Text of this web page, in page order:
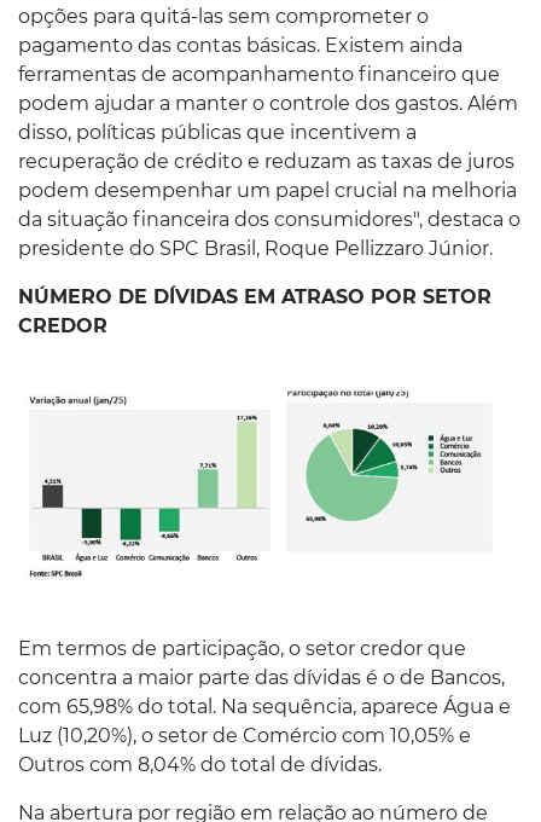
opções para quitá-las sem comprometer o
pagamento das contas básicas. Existem ainda
ferramentas de acompanhamento financeiro que
podem ajudar a manter o controle dos gastos. Além
disso, políticas públicas que incentivem a
recuperação de crédito e reduzam as taxas de juros
podem desempenhar um papel crucial na melhoria
da situação financeira dos consumidores", destaca o
presidente do SPC Brasil, Roque Pellizzaro Júnior.
NÚMERO DE DÍVIDAS EM ATRASO POR SETOR
CREDOR
Em termos de participação, o setor credor que
concentra a maior parte das dívidas é o de Bancos,
com 65,98% do total. Na sequência, aparece Água e
Luz (10,20%), o setor de Comércio com 10,05% e
Outros com 8,04% do total de dívidas.
Na abertura por região em relação ao número de